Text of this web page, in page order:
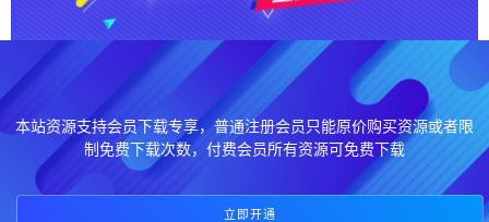
本站资源支持会员下载专享，普通注册会员只能原价购买资源或者限
制免费下载次数，付费会员所有资源可免费下载
立即开通